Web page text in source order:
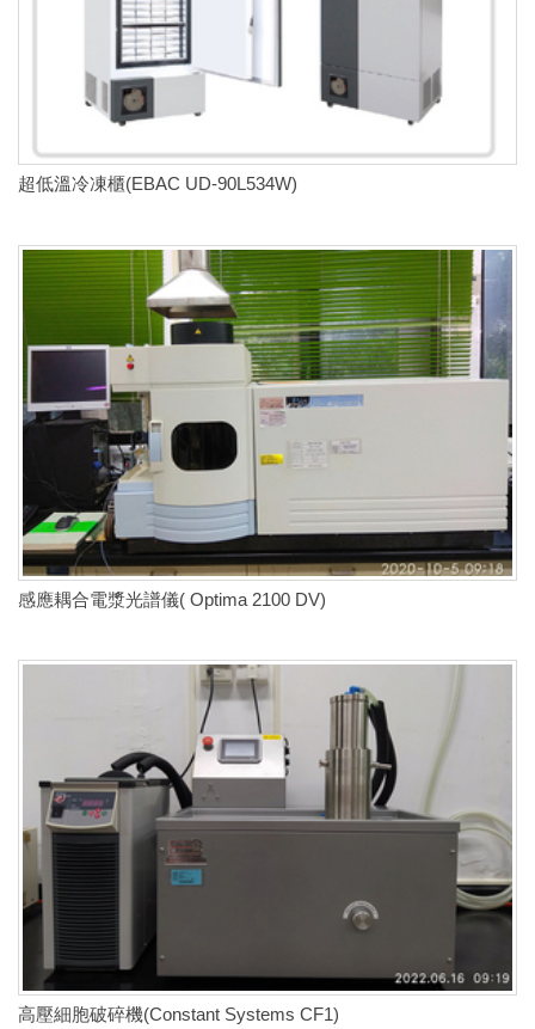
超低溫冷凍櫃(EBAC UD-90L534W)
感應耦合電漿光譜儀( Optima 2100 DV)
高壓細胞破碎機(Constant Systems CF1)